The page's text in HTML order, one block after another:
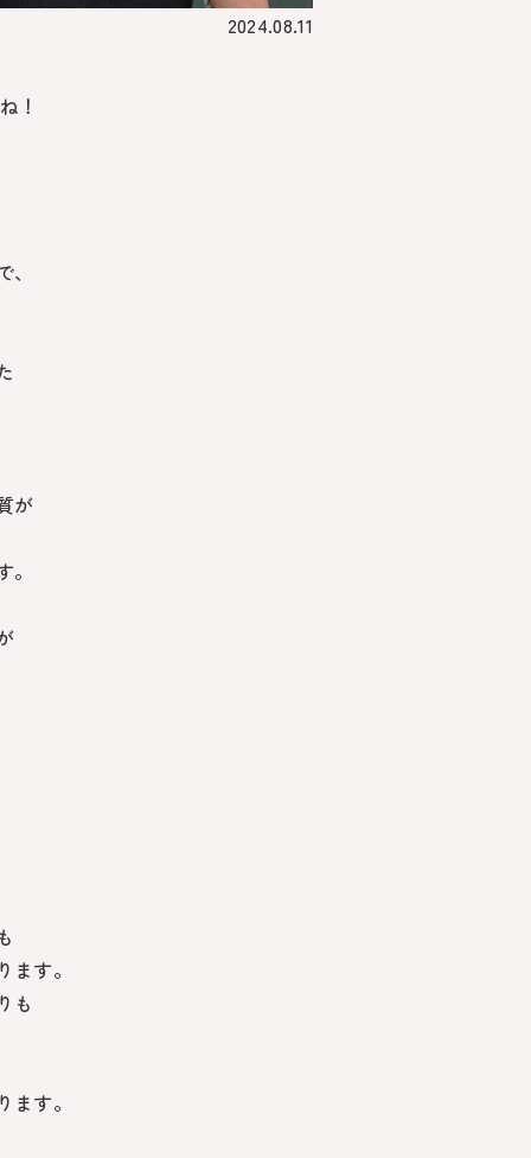
2024.08.11
！
が
す。
も
す。